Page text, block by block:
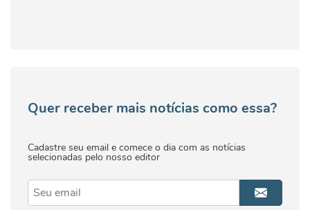
Quer receber mais notícias como essa?
Cadastre seu email e comece o dia com as notícias
selecionadas pelo nosso editor